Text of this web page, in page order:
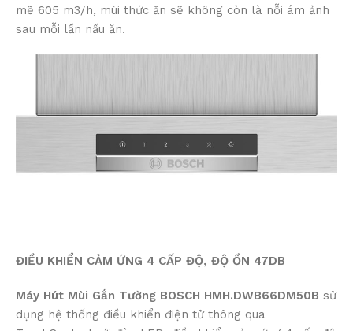
mẽ 605 m3/h, mùi thức ăn sẽ không còn là nỗi ám ảnh
sau mỗi lần nấu ăn.
ĐIỀU KHIỂN CẢM ỨNG 4 CẤP ĐỘ, ĐỘ ỒN 47DB
Máy Hút Mùi Gắn Tường BOSCH HMH.DWB66DM50B sử
dụng hệ thống điều khiển điện tử thông qua